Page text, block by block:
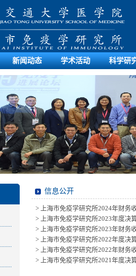
新闻动态 学术活动 科学研
信息公开
> 上海市免疫学研究所2024年财务
> 上海市免疫学研究所2023年度决
> 上海市免疫学研究所2023年财务
> 上海市免疫学研究所2022年度决
> 上海市免疫学研究所2022年财务
> 上海市免疫学研究所2021年度决